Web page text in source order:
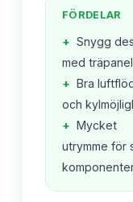
FÖRDELAR
+ Snygg
med träpanel
+ Bra
och
+ Mycket
utrymme för